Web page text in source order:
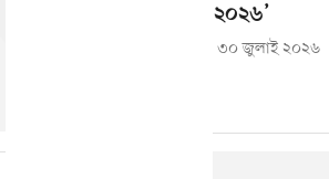
২০২৬’
৩০ জুলাই ২০২৬